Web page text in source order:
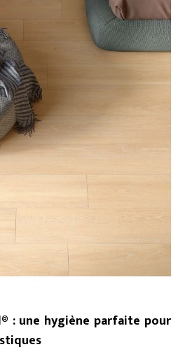
: une hygiène parfaite pour